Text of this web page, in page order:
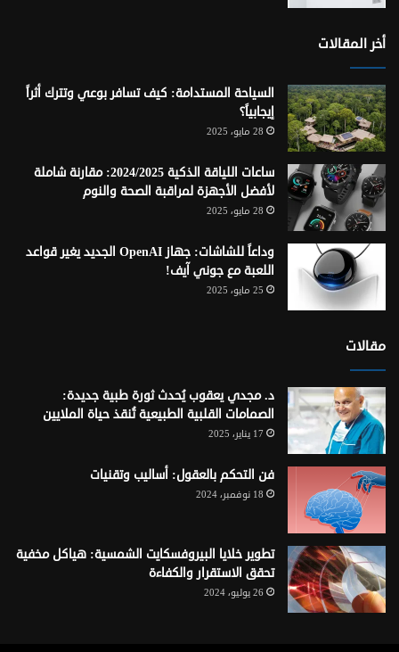
أخر المقالات
السياحة المستدامة: كيف تسافر بوعي وتترك أثراً
إيجابياً؟
28 مايو، 2025
ساعات اللياقة الذكية 2024/2025: مقارنة شاملة
لأفضل الأجهزة لمراقبة الصحة والنوم
28 مايو، 2025
وداعاً للشاشات: جهاز OpenAI الجديد يغير قواعد
اللعبة مع جوني آيف!
25 مايو، 2025
مقالات
د. مجدي يعقوب يُحدث ثورة طبية جديدة:
الصمامات القلبية الطبيعية تُنقذ حياة الملايين
17 يناير، 2025
فن التحكم بالعقول: أساليب وتقنيات
18 نوفمبر، 2024
تطوير خلايا البيروفسكايت الشمسية: هياكل مخفية
تحقق الاستقرار والكفاءة
26 يوليو، 2024